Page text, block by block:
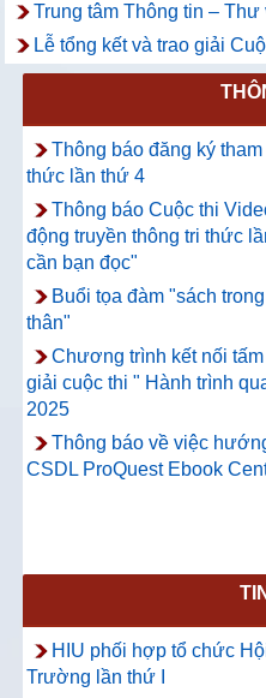
Trung tâm Thông tin –
Lễ tổng kết và trao giải
Thông báo đăng ký
thức lần thứ 4
Thông báo Cuộc thi
động truyền thông tri thức
cần bạn đọc"
Buổi tọa đàm "sách
thân"
Chương trình kết nối
giải cuộc thi " Hành trình
2025
Thông báo về việc
CSDL ProQuest Ebook
HIU phối hợp tổ chức
Trường lần thứ I